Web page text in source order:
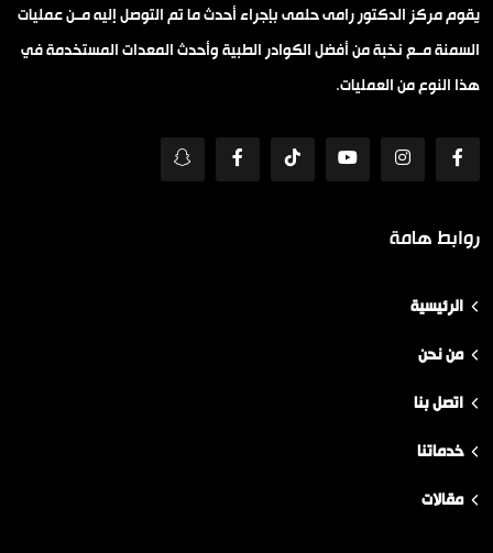
يقوم مركز الدكتور رامى حلمى بإجراء أحدث ما تم التوصل إليه مــن عمليات
السمنة مــع نخبة من أفضل الكوادر الطبية وأحدث المعدات المستخدمة في
هذا النوع من العمليات.
روابط هامة
الرئيسية
من نحن
اتصل بنا
خدماتنا
مقالات